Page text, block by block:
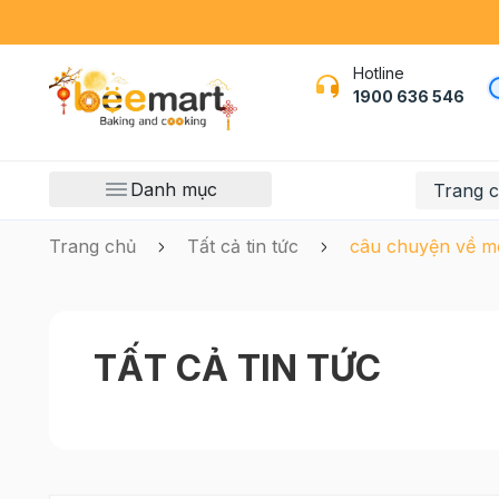
Hotline
1900 636 546
Danh mục Trang
Trang chủ Tất cả tin tức câu chuyện về
TẤT CẢ TIN TỨC